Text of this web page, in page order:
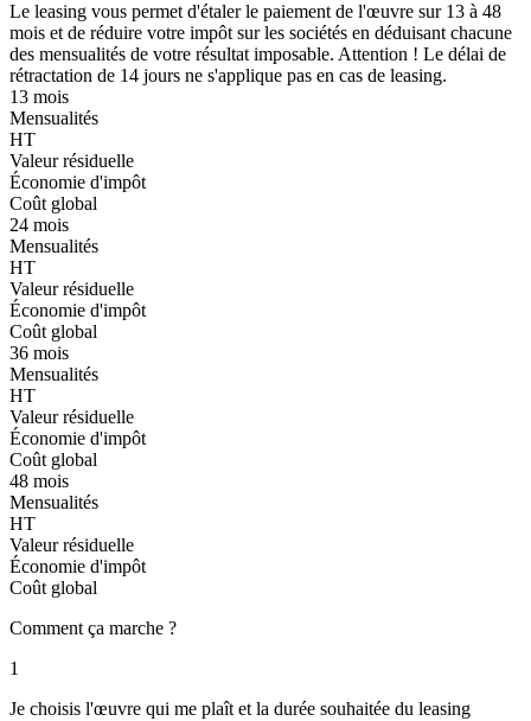
Le leasing vous permet d'étaler le paiement de l'œuvre sur 13 à 48
mois et de réduire votre impôt sur les sociétés en déduisant chacune
des mensualités de votre résultat imposable. Attention ! Le délai de
rétractation de 14 jours ne s'applique pas en cas de leasing.
13 mois
Mensualités
HT
Valeur résiduelle
Économie d'impôt
Coût global
24 mois
Mensualités
HT
Valeur résiduelle
Économie d'impôt
Coût global
36 mois
Mensualités
HT
Valeur résiduelle
Économie d'impôt
Coût global
48 mois
Mensualités
HT
Valeur résiduelle
Économie d'impôt
Coût global
Comment ça marche ?
1
Je choisis l'œuvre qui me plaît et la durée souhaitée du leasing